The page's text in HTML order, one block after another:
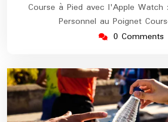
Course à Pied avec l'Apple Watch
Personnel au Poignet
0 Comments